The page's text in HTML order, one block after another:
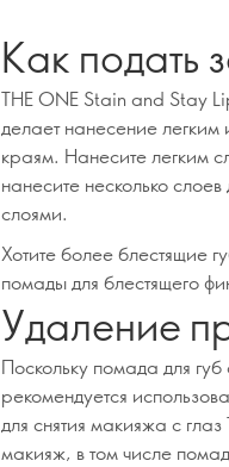
Как подать
THE ONE Stain and Stay
делает нанесение
краям. Нанесите легким
нанесите несколько
слоями.
Хотите более блестящие
помады для блестящего
Удаление
Поскольку помада для
рекомендуется
для снятия макияжа с
макияж, в том числе